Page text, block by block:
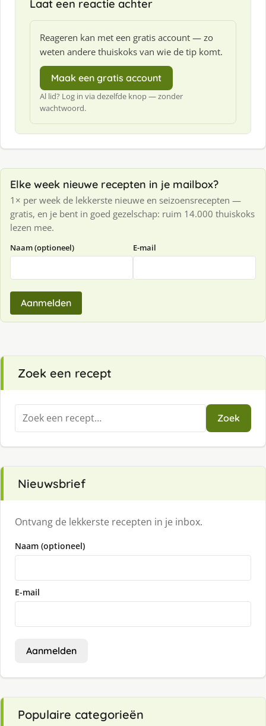
Laat een reactie achter
Reageren kan met een gratis account — zo
weten andere thuiskoks van wie de tip komt.
Maak een gratis account
Al lid? Log in via dezelfde knop — zonder
wachtwoord.
Elke week nieuwe recepten in je mailbox?
1× per week de lekkerste nieuwe en seizoensrecepten —
gratis, en je bent in goed gezelschap: ruim 14.000 thuiskoks
lezen mee.
Naam (optioneel) E-mail
Aanmelden
Zoek een recept
Zoeken
naar:
Zoek
Nieuwsbrief
Ontvang de lekkerste recepten in je inbox.
Naam (optioneel)
E-mail
Aanmelden
Populaire categorieën